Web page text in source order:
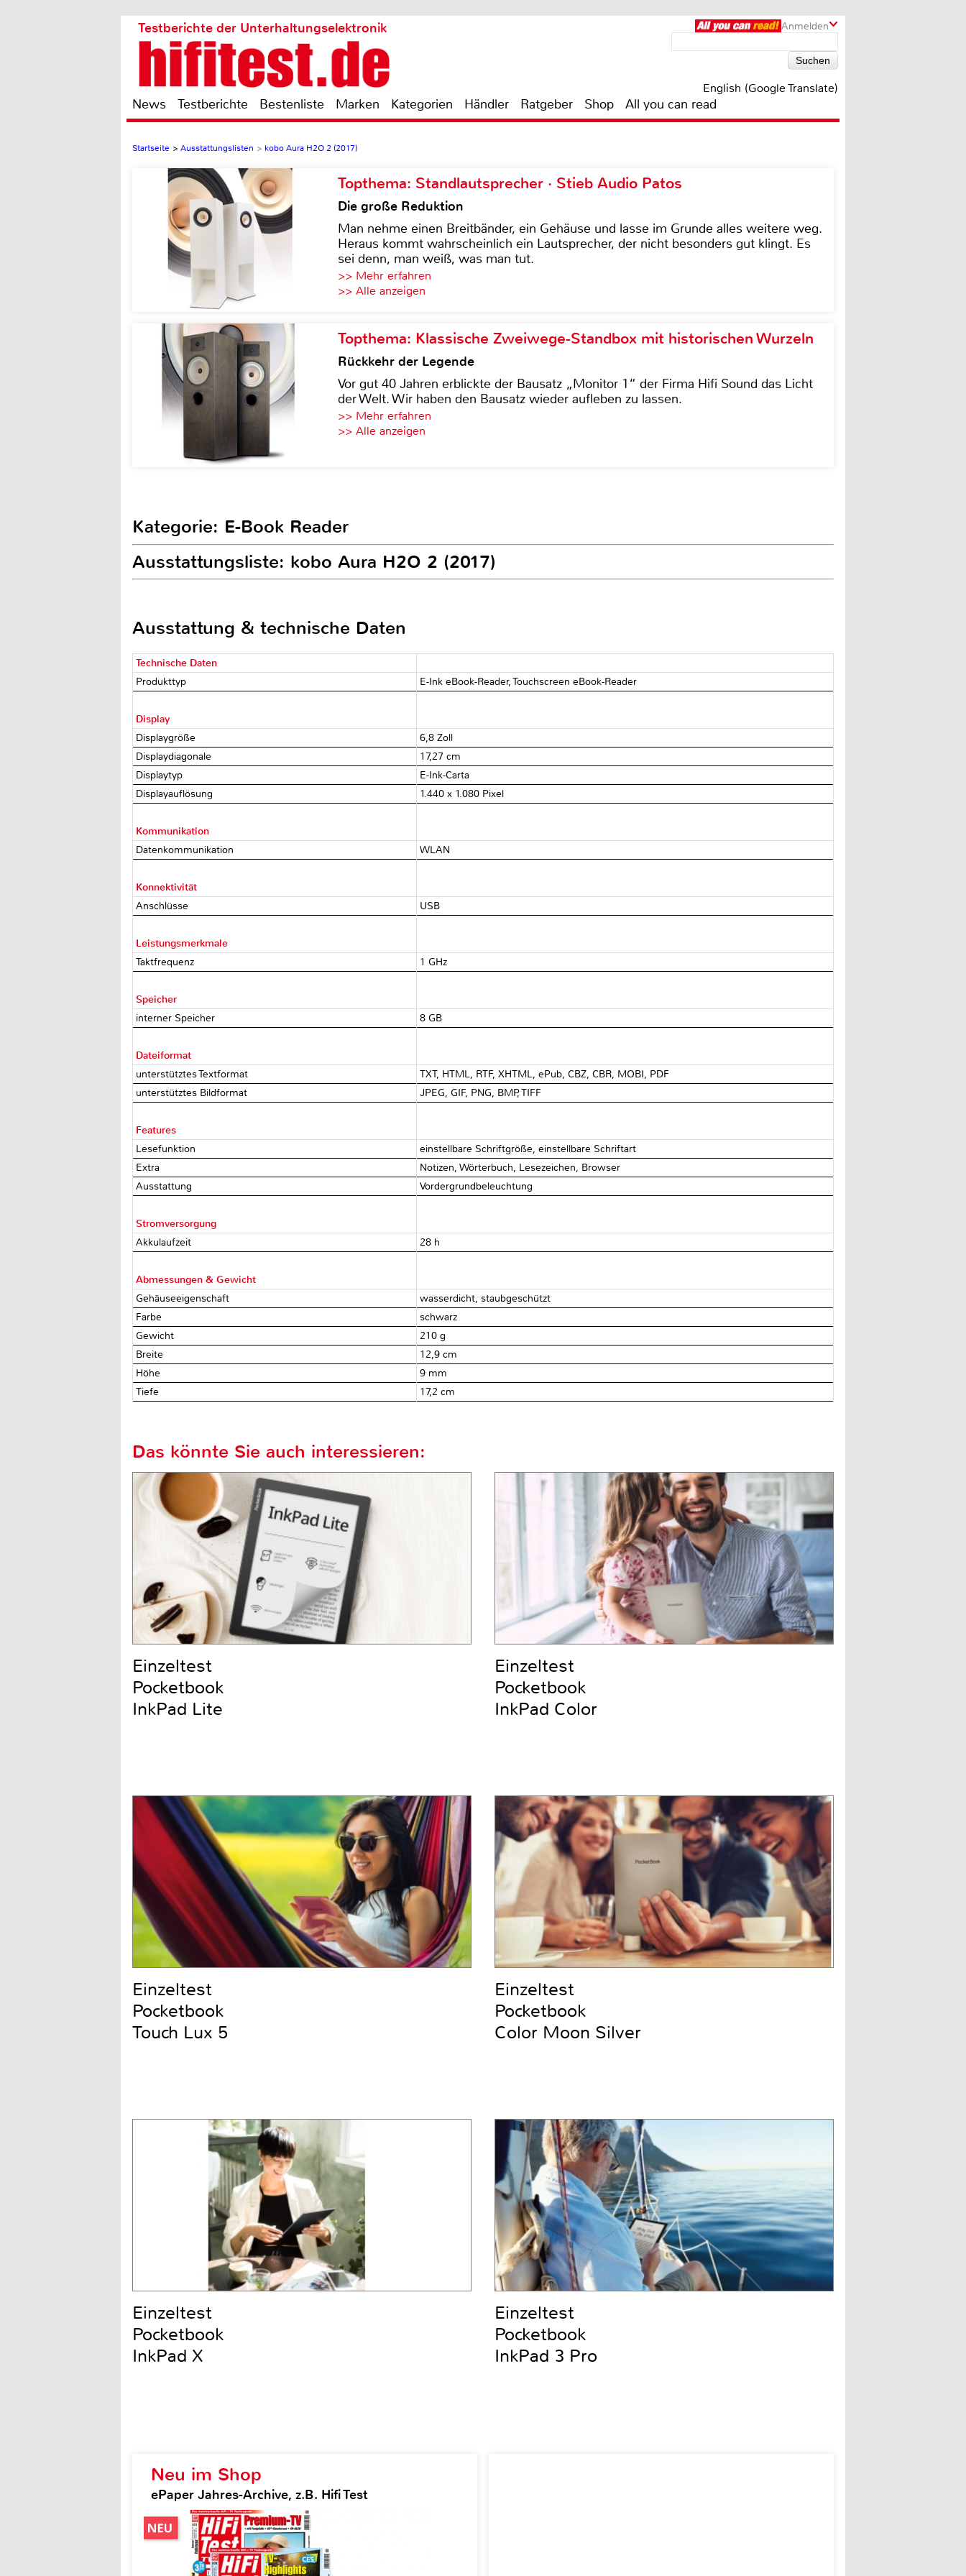
Anmelden
Testberichte der Unterhaltungselektronik
English (Google Translate)
News Testberichte Bestenliste Marken Kategorien Händler Ratgeber Shop All you can read
Startseite > Ausstattungslisten > kobo Aura H2O 2 (2017)
Topthema: Standlautsprecher · Stieb Audio Patos
Die große Reduktion
Man nehme einen Breitbänder, ein Gehäuse und lasse im Grunde alles weitere weg.
Heraus kommt wahrscheinlich ein Lautsprecher, der nicht besonders gut klingt. Es
sei denn, man weiß, was man tut.
>> Mehr erfahren
>> Alle anzeigen
Topthema: Klassische Zweiwege-Standbox mit historischen Wurzeln
Rückkehr der Legende
Vor gut 40 Jahren erblickte der Bausatz „Monitor 1“ der Firma Hifi Sound das Licht
der Welt. Wir haben den Bausatz wieder aufleben zu lassen.
>> Mehr erfahren
>> Alle anzeigen
Kategorie: E-Book Reader
Ausstattungsliste: kobo Aura H2O 2 (2017)
Ausstattung & technische Daten
Technische Daten
Produkttyp
E-Ink eBook-Reader, Touchscreen eBook-Reader
Display
Displaygröße
6,8 Zoll
Displaydiagonale
17,27 cm
Displaytyp
E-Ink-Carta
Displayauflösung
1.440 x 1.080 Pixel
Kommunikation
Datenkommunikation
WLAN
Konnektivität
Anschlüsse
USB
Leistungsmerkmale
Taktfrequenz
1 GHz
Speicher
interner Speicher
8 GB
Dateiformat
unterstütztes Textformat
TXT, HTML, RTF, XHTML, ePub, CBZ, CBR, MOBI, PDF
unterstütztes Bildformat
JPEG, GIF, PNG, BMP, TIFF
Features
Lesefunktion
einstellbare Schriftgröße, einstellbare Schriftart
Extra
Notizen, Wörterbuch, Lesezeichen, Browser
Ausstattung
Vordergrundbeleuchtung
Stromversorgung
Akkulaufzeit
28 h
Abmessungen & Gewicht
Gehäuseeigenschaft
wasserdicht, staubgeschützt
Farbe
schwarz
Gewicht
210 g
Breite
12,9 cm
Höhe
9 mm
Tiefe
17,2 cm
Neu im Shop
ePaper Jahres-Archive, z.B. Hifi Test
Das könnte Sie auch interessieren:
Einzeltest
Pocketbook
InkPad Lite
Einzeltest
Pocketbook
InkPad Color
Einzeltest
Pocketbook
Touch Lux 5
Einzeltest
Pocketbook
Color Moon Silver
Einzeltest
Pocketbook
InkPad X
Einzeltest
Pocketbook
InkPad 3 Pro